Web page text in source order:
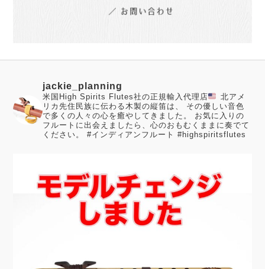
jackie_planning
米国High Spirits Flutes社の正規輸入代理店
北アメ
リカ先住民族に伝わる木製の縦笛は、 その優しい音色
で多くの人々の心を癒やしてきました。
お気に入りの
フルートに出会えましたら、心のおもむくままに奏でて
ください。
#インディアンフルート #highspiritsflutes